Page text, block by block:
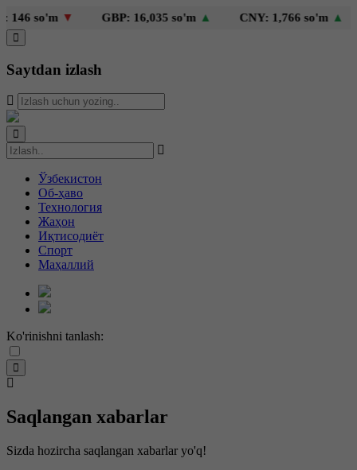
so'm▼ GBP: 16,035 so'm▲ CNY: 1,766 so'm▲
Saytdan izlash
Ўзбекистон
Об-ҳаво
Технология
Жаҳон
Иқтисодиёт
Спорт
Маҳаллий
Ko'rinishni tanlash:
Saqlangan xabarlar
Sizda hozircha saqlangan xabarlar yo'q!